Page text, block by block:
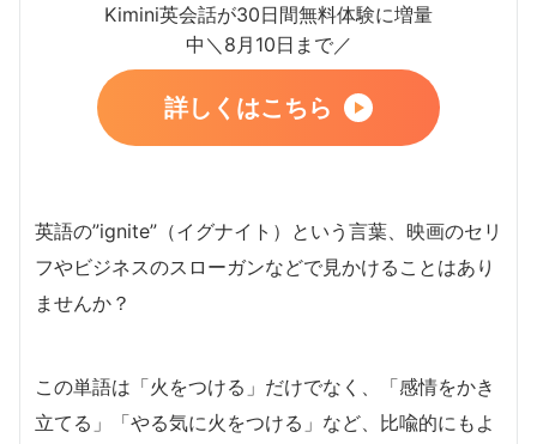
Kimini英会話が30日間無料体験に増量
中＼8月10日まで／
詳しくはこちら
英語の”ignite”（イグナイト）という言葉、映画のセリ
フやビジネスのスローガンなどで見かけることはあり
ませんか？
この単語は「火をつける」だけでなく、「感情をかき
立てる」「やる気に火をつける」など、比喩的にもよ